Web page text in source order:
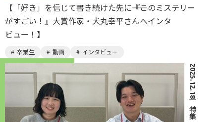
【「好き」を信じて書き続けた先に――『このミステリー
がすごい！』大賞作家・犬丸幸平さんへインタ
ビュー！】
卒業生 動画 インタビュー
2025.12.18
｜
特集